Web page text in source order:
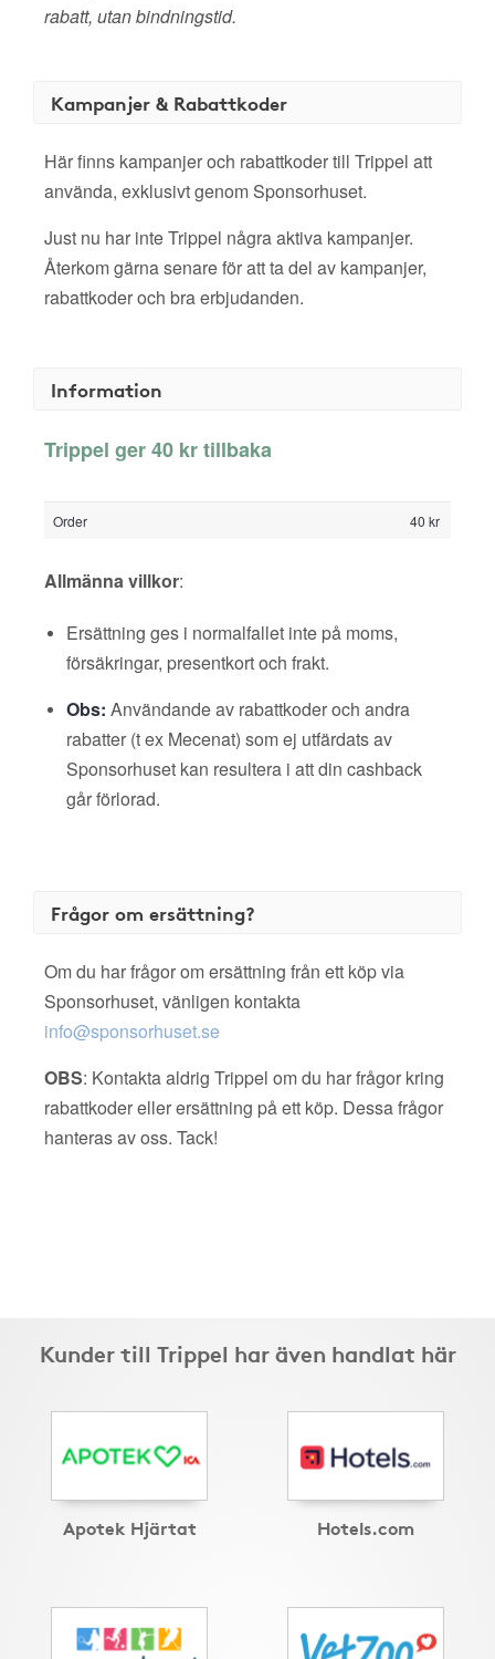
rabatt, utan bindningstid.
Kampanjer & Rabattkoder
Här finns kampanjer och rabattkoder till Trippel att
använda, exklusivt genom Sponsorhuset.
Just nu har inte Trippel några aktiva kampanjer.
Återkom gärna senare för att ta del av kampanjer,
rabattkoder och bra erbjudanden.
Information
Trippel ger 40 kr tillbaka
Order 40 kr
Allmänna villkor:
Ersättning ges i normalfallet inte på moms,
försäkringar, presentkort och frakt.
Obs: Användande av rabattkoder och andra
rabatter (t ex Mecenat) som ej utfärdats av
Sponsorhuset kan resultera i att din cashback
går förlorad.
Frågor om ersättning?
Om du har frågor om ersättning från ett köp via
Sponsorhuset, vänligen kontakta
info@sponsorhuset.se
OBS: Kontakta aldrig Trippel om du har frågor kring
rabattkoder eller ersättning på ett köp. Dessa frågor
hanteras av oss. Tack!
Kunder till Trippel har även handlat här
Apotek Hjärtat Hotels.com